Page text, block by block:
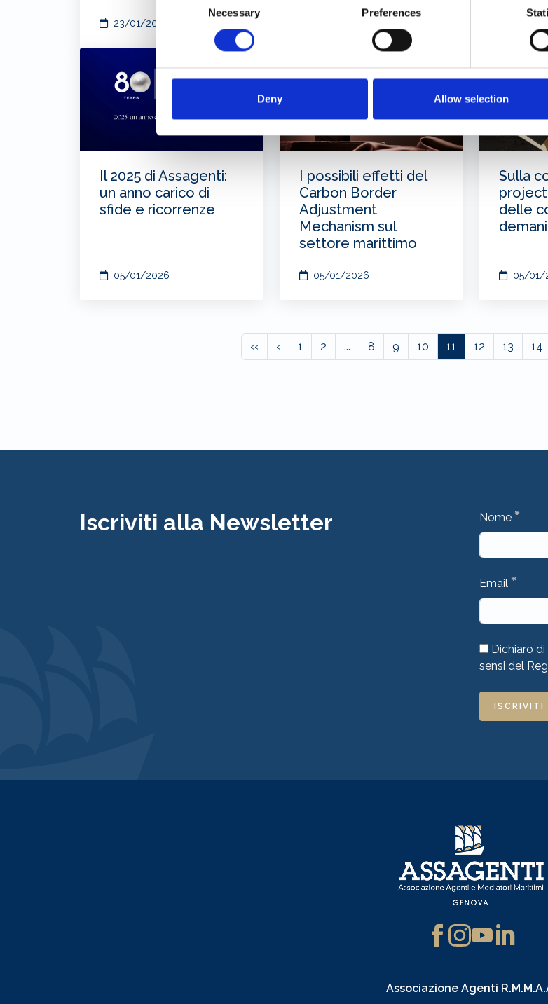
Necessary Preferences
Deny Allow selection
23/01/2026
Il 2025 di Assagenti:
un anno carico di
sfide e ricorrenze
05/01/2026
I possibili effetti del
Carbon Border
Adjustment
Mechanism sul
settore marittimo
05/01/2026
Sulla
delle
05/01/
‹‹ ‹ 1 2 ... 8 9 10 11 12 13 14
Iscriviti alla Newsletter Nome *
Email *
Dichiaro
sensi del
ISCRIVITI
Associazione Agenti